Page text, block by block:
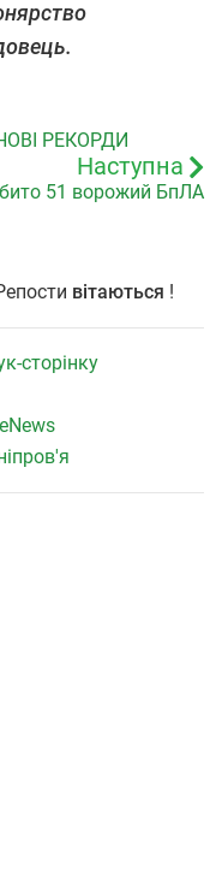
РЕКОРДИ
Наступна
51 ворожий БпЛА
вітаються !
сторінку